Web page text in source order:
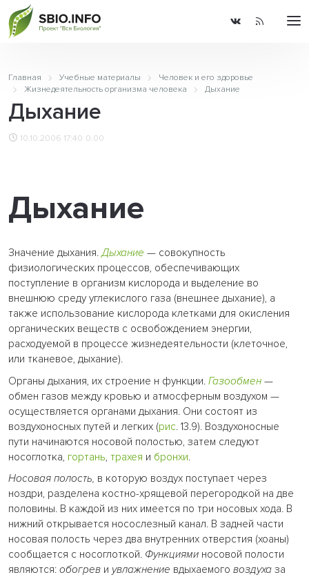
Главная Учебные материалы
Человек и его здоровье
Жизнедеятельность организма человека
Дыхание
Дыхание
10.10.2006 17:40 0.00
Дыхание
Значение дыхания.Дыхание — совокупность
физиологических процессов, обеспечивающих
поступление в организм кислорода и выделение во
внешнюю среду углекислого газа (внешнее дыхание), а
также использование кислорода клетками для окисления
органических веществ с освобождением энергии,
расходуемой в процессе жизнедеятельности (клеточное,
или тканевое, дыхание).
Органы дыхания, их строение н функции. Газообмен —
обмен газов между кровью и атмосферным воздухом —
осуществляется органами дыхания. Они состоят из
воздухоносных путей и легких (рис. 13.9). Воздухоносные
пути начинаются носовой полостью, затем следуют
носоглотка, гортань, трахея и бронхи.
Носовая полость, в которую воздух поступает через
ноздри, разделена костно-хрящевой перегородкой на две
половины. В каждой из них имеется по три носовых хода. В
нижний открывается носослезный канал. В задней части
носовая полость через два внутренних отверстия (хоаны)
сообщается с носоглоткой. Функциями носовой полости
являются: обогрев и увлажнение вдыхаемого воздуха за